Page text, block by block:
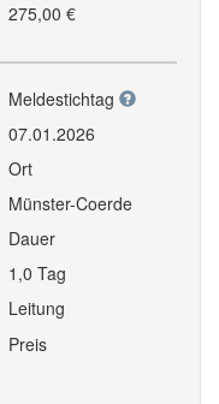
275,00 €
Meldestichtag
07.01.2026
Ort
Münster-Coerde
Dauer
1,0 Tag
Leitung
Preis